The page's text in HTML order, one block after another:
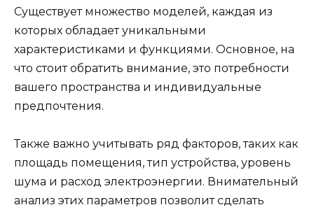
Существует множество моделей, каждая из
которых обладает уникальными
характеристиками и функциями. Основное, на
что стоит обратить внимание, это потребности
вашего пространства и индивидуальные
предпочтения.
Также важно учитывать ряд факторов, таких как
площадь помещения, тип устройства, уровень
шума и расход электроэнергии. Внимательный
анализ этих параметров позволит сделать